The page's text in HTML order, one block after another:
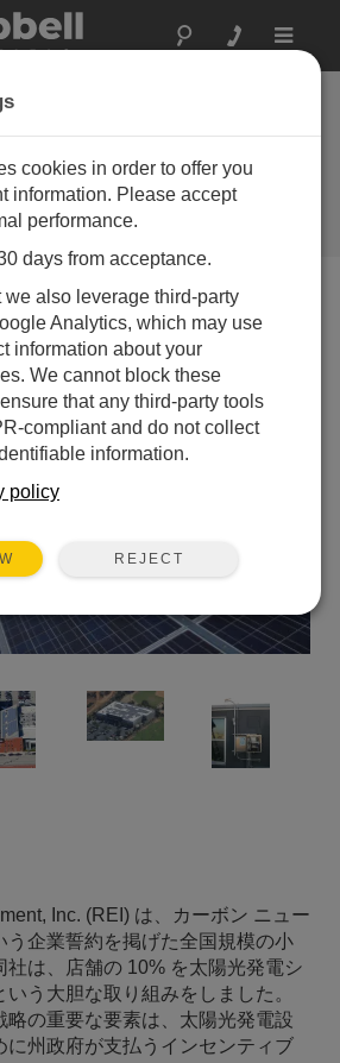
Toggle
ア：小
光発電
ロガーは屋上ア
監視します
Inc. (REI) は、カーボン ニュー
う企業誓約を掲げた全国規模の小
社は、店舗の 10% を太陽光発電シ
う大胆な取り組みをしました。
略の重要な要素は、太陽光発電設
に州政府が支払うインセンティブ
cookies in order to offer you
information. Please accept
performance.
days from acceptance.
we also leverage third-party
Analytics, which may use
information about your
We cannot block these
that any third-party tools
compliant and do not collect
information.
policy
REJECT